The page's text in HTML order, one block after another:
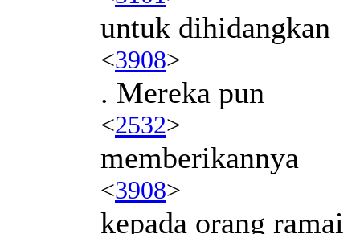
untuk dihidangkan
<3908>
. Mereka pun
<2532>
memberikannya
<3908>
kepada orang ramai